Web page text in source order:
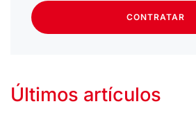
CONTRATAR
Últimos artículos